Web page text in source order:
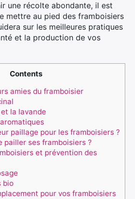
une récolte abondante, il est
mettre au pied des framboisiers
sur les meilleures pratiques
et la production de vos
Contents
amies du framboisier
la lavande
paillage pour les framboisiers ?
pailler ses framboisiers ?
et prévention des
bio
pour vos framboisiers